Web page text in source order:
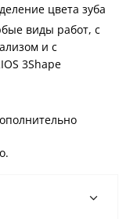
цвета зуба
виды работ, с
и с
3Shape